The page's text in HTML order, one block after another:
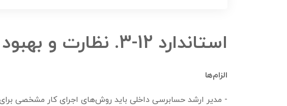
استاندارد 12-3. نظارت و بهبود عملکرد پروژه‌ی حسابرسی
الزام‌ها
- مدیر ارشد حسابرسی داخلی باید روش‌های اجرای کار مشخصی